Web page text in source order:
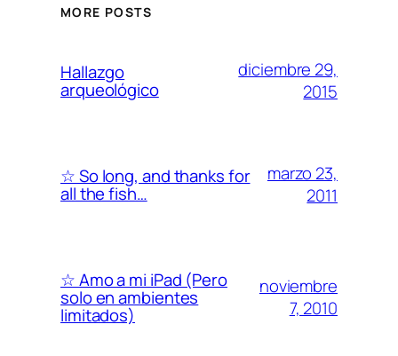
MORE POSTS
Hallazgo
arqueológico
diciembre 29,
2015
☆ So long, and thanks for
all the fish…
marzo 23,
2011
☆ Amo a mi iPad (Pero
solo en ambientes
limitados)
noviembre
7, 2010